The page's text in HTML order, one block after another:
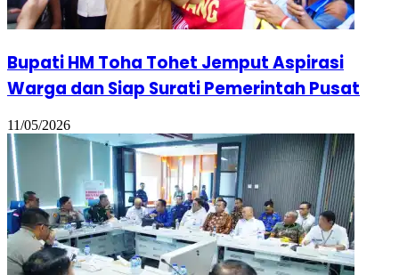
Bupati HM Toha Tohet Jemput Aspirasi
Warga dan Siap Surati Pemerintah Pusat
11/05/2026